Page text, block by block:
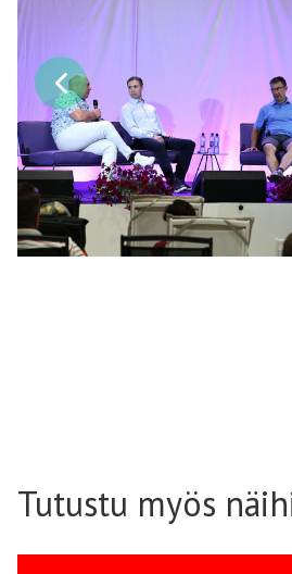
Tutustu myös